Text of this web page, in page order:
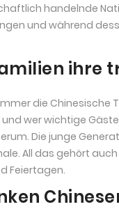
handelnde
und während
ihre
die
wer wichtige
Die junge
All das gehört
Feiertagen.